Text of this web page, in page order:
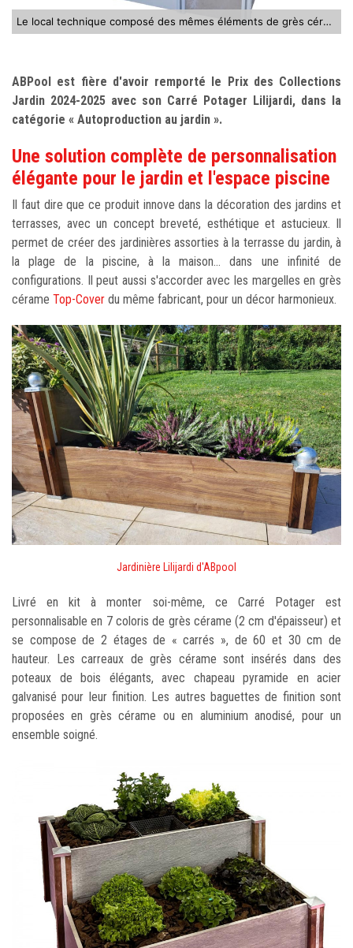
Le local technique composé des mêmes éléments de grès cérame que la jardinière
ABPool est fière d'avoir remporté le Prix des Collections
Jardin 2024-2025 avec son Carré Potager Lilijardi, dans la
catégorie « Autoproduction au jardin ».
Une solution complète de personnalisation
élégante pour le jardin et l'espace piscine
Il faut dire que ce produit innove dans la décoration des jardins et
terrasses, avec un concept breveté, esthétique et astucieux. Il
permet de créer des jardinières assorties à la terrasse du jardin, à
la plage de la piscine, à la maison... dans une infinité de
configurations. Il peut aussi s'accorder avec les margelles en grès
cérame Top-Cover du même fabricant, pour un décor harmonieux.
Jardinière Lilijardi d'ABpool
Livré en kit à monter soi-même, ce Carré Potager est
personnalisable en 7 coloris de grès cérame (2 cm d'épaisseur) et
se compose de 2 étages de « carrés », de 60 et 30 cm de
hauteur. Les carreaux de grès cérame sont insérés dans des
poteaux de bois élégants, avec chapeau pyramide en acier
galvanisé pour leur finition. Les autres baguettes de finition sont
proposées en grès cérame ou en aluminium anodisé, pour un
ensemble soigné.